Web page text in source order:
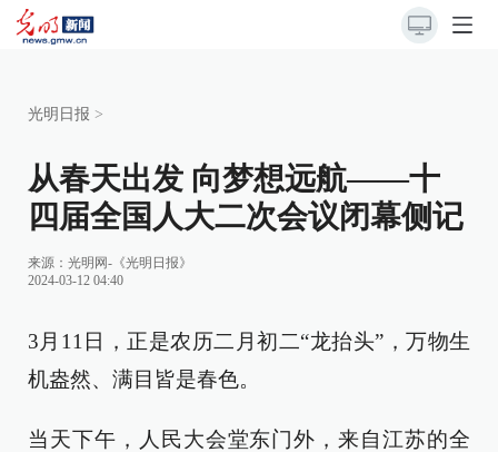
光明日报 >
从春天出发 向梦想远航——十
四届全国人大二次会议闭幕侧记
来源： 光明网-《光明日报》
2024-03-12 04:40
3月11日，正是农历二月初二“龙抬头”，万物生
机盎然、满目皆是春色。
当天下午，人民大会堂东门外，来自江苏的全